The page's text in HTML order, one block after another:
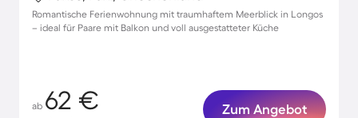
Romantische Ferienwohnung mit traumhaftem Meerblick in Longos
– ideal für Paare mit Balkon und voll ausgestatteter Küche
ab 62 € Zum Angebot